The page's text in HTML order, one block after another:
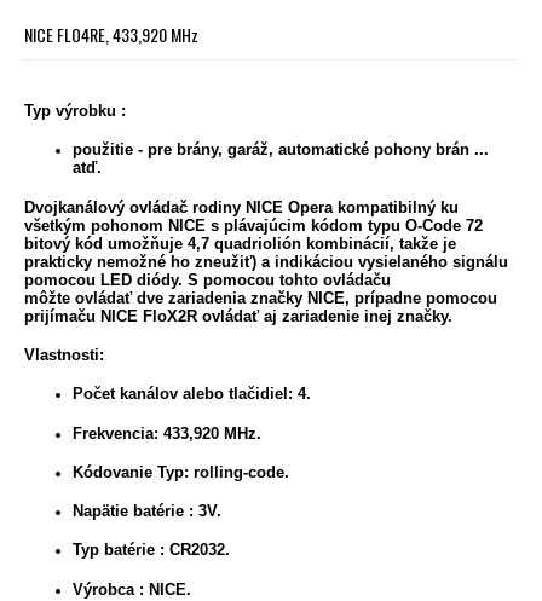
NICE FLO4RE, 433,920 MHz
Typ výrobku :
použitie - pre brány, garáž, automatické pohony brán ...
atď.
Dvojkanálový ovládač rodiny NICE Opera kompatibilný ku
všetkým pohonom NICE s plávajúcim kódom typu O-Code 72
bitový kód umožňuje 4,7 quadriolión kombinácií, takže je
prakticky nemožné ho zneužiť) a indikáciou vysielaného signálu
pomocou LED diódy. S pomocou tohto ovládaču
môžte ovládať dve zariadenia značky NICE, prípadne pomocou
prijímaču NICE FloX2R ovládať aj zariadenie inej značky.
Vlastnosti:
Počet kanálov alebo tlačidiel: 4.
Frekvencia: 433,920 MHz.
Kódovanie Typ: rolling-code.
Napätie batérie : 3V.
Typ batérie : CR2032.
Výrobca : NICE.